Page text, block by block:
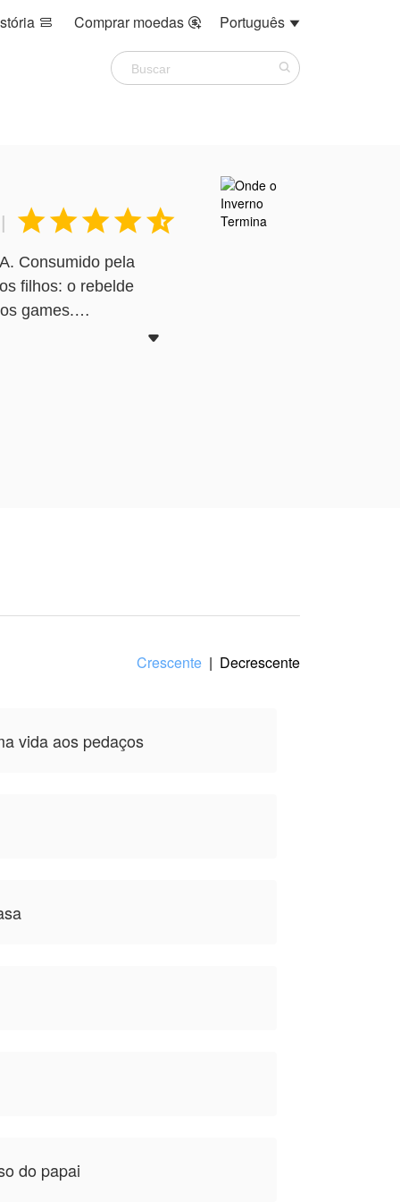
 Comprar moedas  Português 
| 
Consumido pela
filhos: o rebelde
games.
sorrir novamente,
de novo. Uma

Crescente | Decrescente
vida aos pedaços
do papai